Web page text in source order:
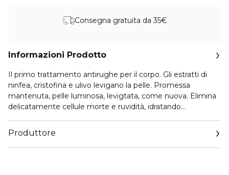
Consegna gratuita da 35€
Informazioni Prodotto
Il primo trattamento antirughe per il corpo. Gli estratti di
ninfea, cristofina e ulivo levigano la pelle. Promessa
mantenuta, pelle luminosa, levigtata, come nuova. Elimina
delicatamente cellule morte e ruvidità, idratando
avvizzimenti, la pelle è morbida, tonica e luminosa.
Produttore